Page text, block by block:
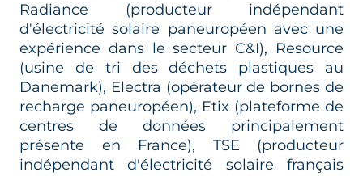
Radiance (producteur indépendant
d'électricité solaire paneuropéen avec une
expérience dans le secteur C&I), Resource
(usine de tri des déchets plastiques au
Danemark), Electra (opérateur de bornes de
recharge paneuropéen), Etix (plateforme de
centres de données principalement
présente en France), TSE (producteur
indépendant d'électricité solaire français